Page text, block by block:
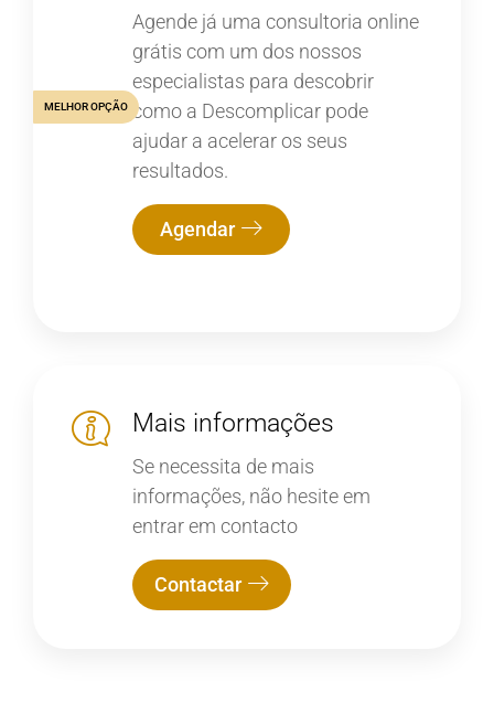
Agende já uma consultoria online
grátis com um dos nossos
especialistas para descobrir
como a Descomplicar pode
ajudar a acelerar os seus
resultados.
Agendar
MELHOR OPÇÃO
Mais informações
Se necessita de mais
informações, não hesite em
entrar em contacto
Contactar